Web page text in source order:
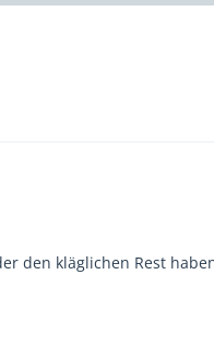
den kläglichen Rest